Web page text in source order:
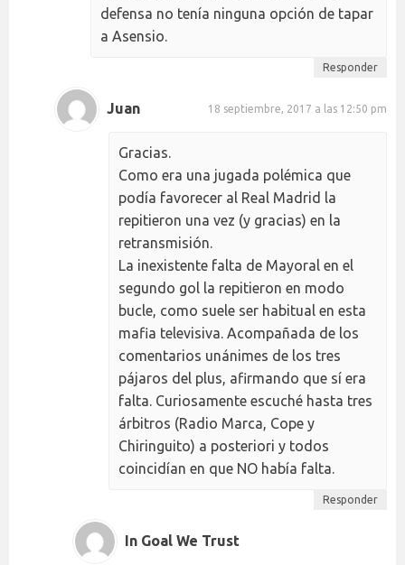
defensa no tenía ninguna opción de tapar
a Asensio.
Responder
Juan 18 septiembre, 2017 a las 12:50 pm
Gracias.
Como era una jugada polémica que
podía favorecer al Real Madrid la
repitieron una vez (y gracias) en la
retransmisión.
La inexistente falta de Mayoral en el
segundo gol la repitieron en modo
bucle, como suele ser habitual en esta
mafia televisiva. Acompañada de los
comentarios unánimes de los tres
pájaros del plus, afirmando que sí era
falta. Curiosamente escuché hasta tres
árbitros (Radio Marca, Cope y
Chiringuito) a posteriori y todos
coincidían en que NO había falta.
Responder
In Goal We Trust